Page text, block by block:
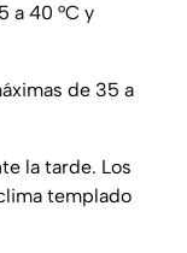
a 40 °C y
de 35 a
la tarde. Los
templado